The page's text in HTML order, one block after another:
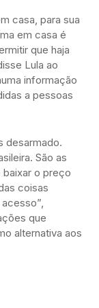
casa, para sua
em casa é
que haja
Lula ao
informação
a pessoas
desarmado.
São as
baixar o preço
coisas
que
alternativa aos